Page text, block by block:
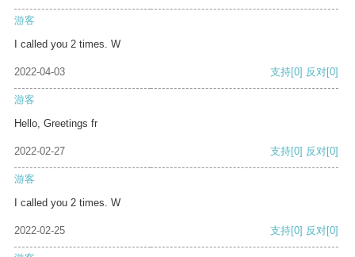
游客
I called you 2 times. W
2022-04-03 支持[0] 反对[0]
游客
Hello, Greetings fr
2022-02-27 支持[0] 反对[0]
游客
I called you 2 times. W
2022-02-25 支持[0] 反对[0]